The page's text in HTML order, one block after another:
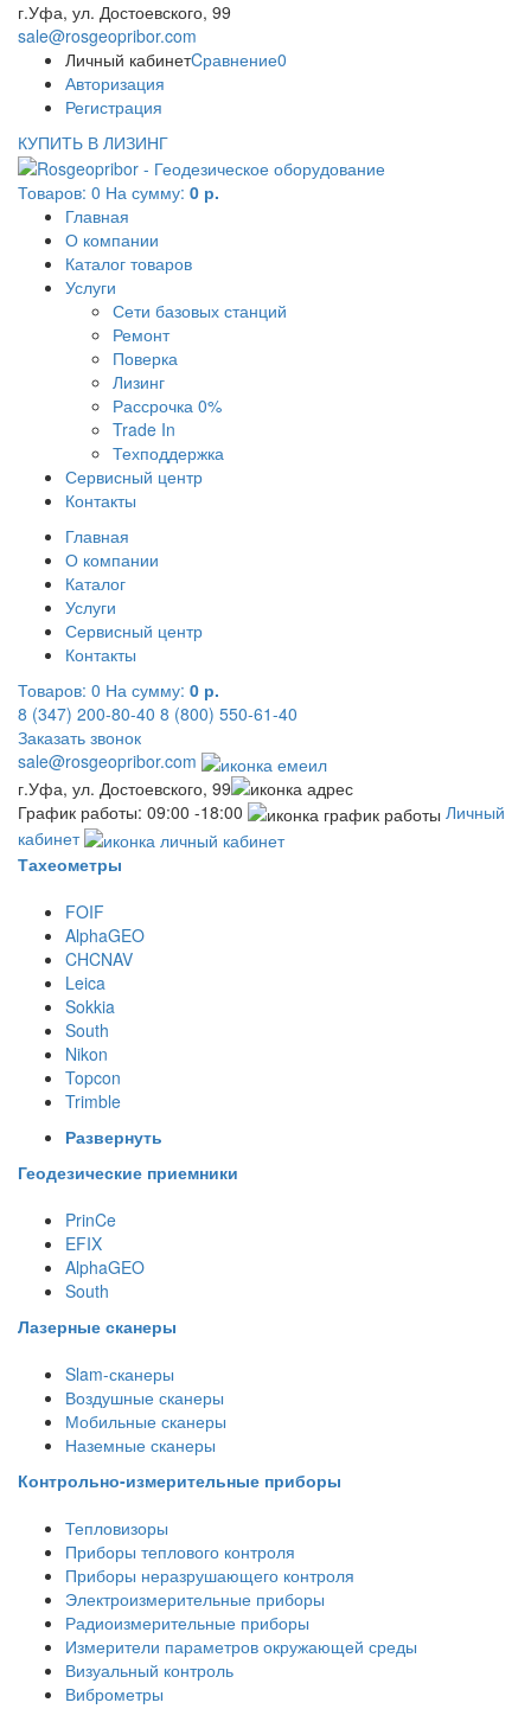
г.Уфа, ул. Достоевского, 99
sale@rosgeopribor.com
Личный кабинет
Авторизация
Регистрация
Cравнение0
КУПИТЬ В ЛИЗИНГ
Товаров: 0 На сумму: 0 р.
Главная
О компании
Каталог товаров
Услуги
Сети базовых станций
Ремонт
Поверка
Лизинг
Рассрочка 0%
Trade In
Техподдержка
Сервисный центр
Контакты
Главная
О компании
Каталог
Услуги
Сервисный центр
Контакты
Товаров: 0 На сумму: 0 р.
8 (347) 200-80-40 8 (800) 550-61-40
Заказать звонок
sale@rosgeopribor.com
г.Уфа, ул. Достоевского, 99
График работы: 09:00 -18:00
Личный
кабинет
Тахеометры
FOIF
AlphaGEO
CHCNAV
Leica
Sokkia
South
Nikon
Topcon
Trimble
Развернуть
Геодезические приемники
PrinCe
EFIX
AlphaGEO
South
Лазерные сканеры
Slam-сканеры
Воздушные сканеры
Мобильные сканеры
Наземные сканеры
Контрольно-измерительные приборы
Тепловизоры
Приборы теплового контроля
Приборы неразрушающего контроля
Электроизмерительные приборы
Радиоизмерительные приборы
Измерители параметров окружающей среды
Визуальный контроль
Виброметры